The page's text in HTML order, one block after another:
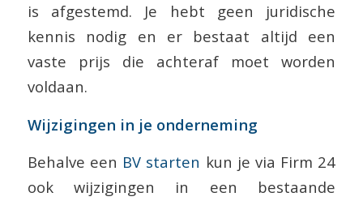
is afgestemd. Je hebt geen juridische
kennis nodig en er bestaat altijd een
vaste prijs die achteraf moet worden
voldaan.
Wijzigingen in je onderneming
Behalve een BV starten kun je via Firm 24
ook wijzigingen in een bestaande